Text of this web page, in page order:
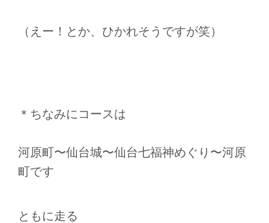
（えー！とか、ひかれそうですが笑）
＊ちなみにコースは
河原町〜仙台城〜仙台七福神めぐり〜河原
町です
ともに走る